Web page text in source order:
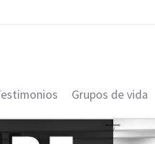
Grupos de vida